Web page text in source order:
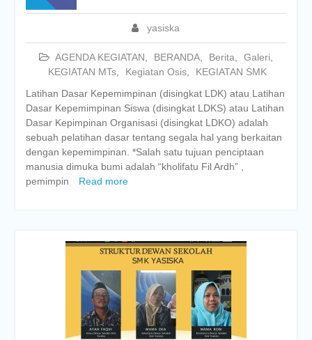
yasiska
AGENDA KEGIATAN BERANDA, Berita Galeri
KEGIATAN MTs
Kegiatan Osis
KEGIATAN SMK
Latihan Dasar Kepemimpinan (disingkat LDK) atau Latihan
Dasar Kepemimpinan Siswa (disingkat LDKS) atau Latihan
Dasar Kepimpinan Organisasi (disingkat LDKO) adalah
sebuah pelatihan dasar tentang segala hal yang berkaitan
dengan kepemimpinan. *Salah satu tujuan penciptaan
manusia dimuka bumi adalah “kholifatu Fil Ardh” ,
pemimpin
Read more